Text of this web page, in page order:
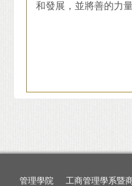
和發展，並將善的力
管理學院 工商管理學系暨